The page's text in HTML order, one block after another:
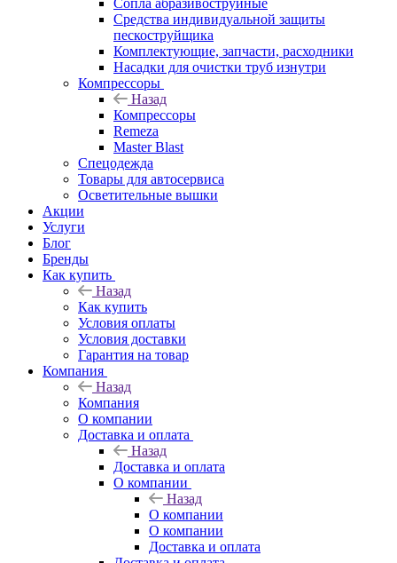
Сопла абразивоструйные
Средства индивидуальной защиты
пескоструйщика
Комплектующие, запчасти, расходники
Насадки для очистки труб изнутри
Компрессоры
Назад
Компрессоры
Remeza
Master Blast
Спецодежда
Товары для автосервиса
Осветительные вышки
Акции
Услуги
Блог
Бренды
Как купить
Назад
Как купить
Условия оплаты
Условия доставки
Гарантия на товар
Компания
Назад
Компания
О компании
Доставка и оплата
Назад
Доставка и оплата
О компании
Назад
О компании
О компании
Доставка и оплата